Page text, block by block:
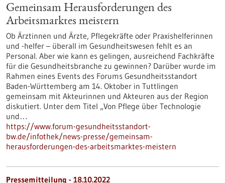
Gemeinsam Herausforderungen des
Arbeitsmarktes meistern
Ob Ärztinnen und Ärzte, Pflegekräfte oder Praxishelferinnen
und -helfer – überall im Gesundheitswesen fehlt es an
Personal. Aber wie kann es gelingen, ausreichend Fachkräfte
für die Gesundheitsbranche zu gewinnen? Darüber wurde im
Rahmen eines Events des Forums Gesundheitsstandort
Baden-Württemberg am 14. Oktober in Tuttlingen
gemeinsam mit Akteurinnen und Akteuren aus der Region
diskutiert. Unter dem Titel „Von Pflege über Technologie
und…
https://www.forum-gesundheitsstandort-
bw.de/infothek/news-presse/gemeinsam-
herausforderungen-des-arbeitsmarktes-meistern
Pressemitteilung - 18.10.2022